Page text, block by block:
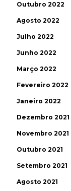
Outubro 2022
Agosto 2022
Julho 2022
Junho 2022
Março 2022
Fevereiro 2022
Janeiro 2022
Dezembro 2021
Novembro 2021
Outubro 2021
Setembro 2021
Agosto 2021